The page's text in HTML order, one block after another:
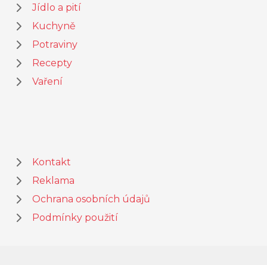
Jídlo a pití
Kuchyně
Potraviny
Recepty
Vaření
Kontakt
Reklama
Ochrana osobních údajů
Podmínky použití